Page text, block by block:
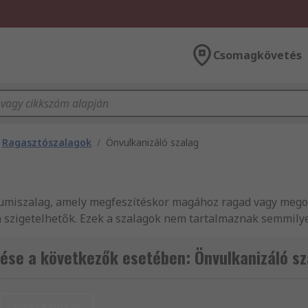
Csomagkövetés
Ragasztószalagok / Önvulkanizáló szalag
amely megfeszítéskor magához ragad vagy
Ezek a szalagok nem tartalmaznak
és kábelcsatlakozások körül. A ragasztás akkor
önégetési folyamaton keresztül. A gumi hiánya
a következők esetében: Önvulkanizáló